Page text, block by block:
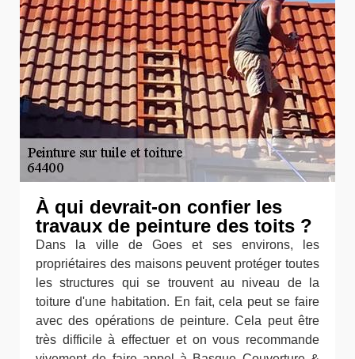
À qui devrait-on confier les
travaux de peinture des toits ?
Dans la ville de Goes et ses environs, les
propriétaires des maisons peuvent protéger toutes
les structures qui se trouvent au niveau de la
toiture d'une habitation. En fait, cela peut se faire
avec des opérations de peinture. Cela peut être
très difficile à effectuer et on vous recommande